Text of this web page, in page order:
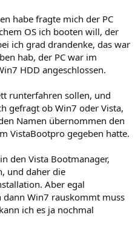
habe fragte mich der PC
OS ich booten will, der
ich grad drandenke, das war
hab, der PC war im
HDD angeschlossen.
runterfahren sollen, und
gefragt ob Win7 oder Vista,
Namen übernommen den
VistaBootpro gegeben hatte.
den Vista Bootmanager,
und daher die
Aber egal
dann Win7 rauskommt muss
ich es ja nochmal